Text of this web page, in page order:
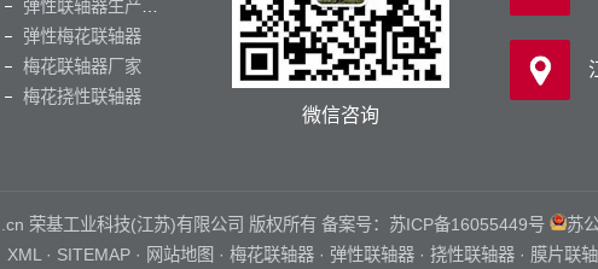
弹性梅花联轴器
梅花联轴器厂家
梅花挠性联轴器
微信咨询
荣基工业科技(江苏)有限公司 版权所有 备案号： 苏ICP备16055449号
苏
XML · SITEMAP · 网站地图 · 梅花联轴器 · 弹性联轴器 · 挠性联轴器 · 膜片联